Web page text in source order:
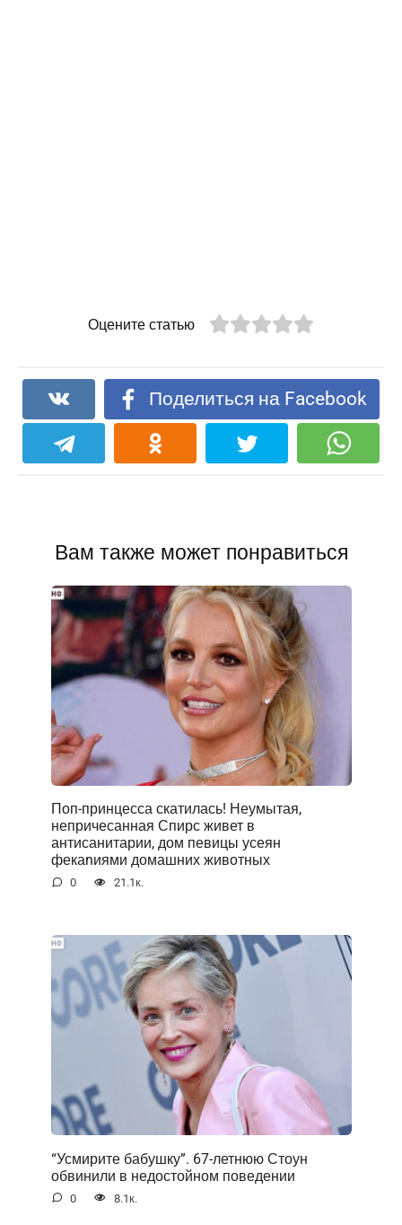
Оцените статью
Поделиться на Facebook
Вам также может понравиться
Поп-принцесса скатилась! Неумытая,
непричесанная Спирс живет в
антисанитарии, дом певицы усеян
фекаnиями домашних животных
0 21.1к.
“Усмирите бабушку”. 67-летнюю Стоун
обвинили в недостойном поведении
0 8.1к.